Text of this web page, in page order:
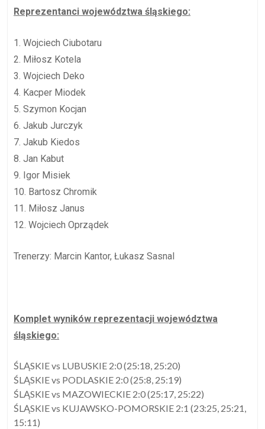
Reprezentanci województwa śląskiego:
1. Wojciech Ciubotaru
2. Miłosz Kotela
3. Wojciech Deko
4. Kacper Miodek
5. Szymon Kocjan
6. Jakub Jurczyk
7. Jakub Kiedos
8. Jan Kabut
9. Igor Misiek
10. Bartosz Chromik
11. Miłosz Janus
12. Wojciech Oprządek
Trenerzy: Marcin Kantor, Łukasz Sasnal
Komplet wyników reprezentacji województwa
śląskiego:
ŚLĄSKIE vs LUBUSKIE 2:0 (25:18, 25:20)
ŚLĄSKIE vs PODLASKIE 2:0 (25:8, 25:19)
ŚLĄSKIE vs MAZOWIECKIE 2:0 (25:17, 25:22)
ŚLĄSKIE vs KUJAWSKO-POMORSKIE 2:1 (23:25, 25:21,
15:11)